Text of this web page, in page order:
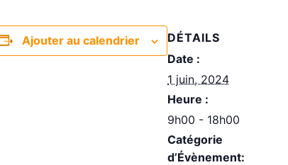
Ajouter au calendrier
DÉTAILS
Date :
1 juin, 2024
Heure :
9h00 - 18h00
Catégorie
d’Évènement: